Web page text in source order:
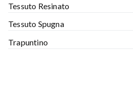
Tessuto Resinato
Tessuto Spugna
Trapuntino